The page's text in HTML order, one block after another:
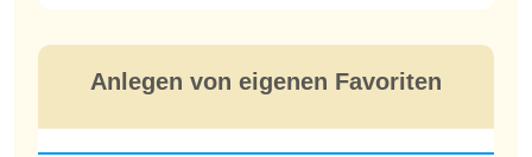
Anlegen von eigenen Favoriten